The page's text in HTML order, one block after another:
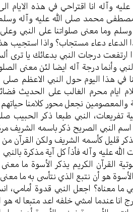
وآله انا اقتراحي في هذه الايام
محمد صلى الله عليه وآله
وما معنى صلواتنا على النبي
الدعاء دعاء مستجاب؟ واذا استجيب
ارتفعت درجات النبي بدعائك يا ترى
وأنما درجة آله ايضا لئن معنى
في هذا اليوم حول النبي الاعظم صلى
ايام محرم الغالب على الحديث
نجعل محور كلامنا حياتهم
تفريعات، النبي طبعا ذكر الحبيب
اسم النبي الصريح ذكر باسمه الشريف
قليل كأسمه الشريف ولكن القرآن من
عليه وآله فأذاً كل آية مذكرة بالنبي
القرآن الكريم يذكر الأسوة ما معنى
هو أن نتبع الذي نتأسى به ما معنى
ما معناه؟ اجعل النبي قدوة أمامي،
انا عندما امشي خلفه اعد متبعا له